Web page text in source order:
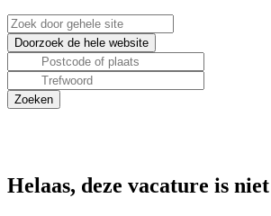
Helaas, deze vacature is